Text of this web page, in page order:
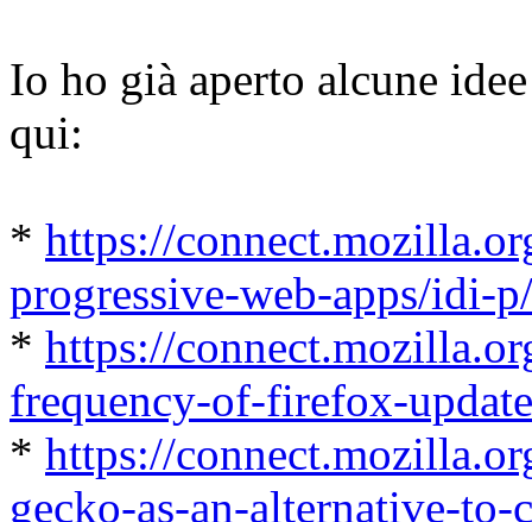
Io ho già aperto alcune
qui:
* https://
progressive-web-apps/idi-
* https://
frequency-of-firefox-
* https://
gecko-as-an-alternative-